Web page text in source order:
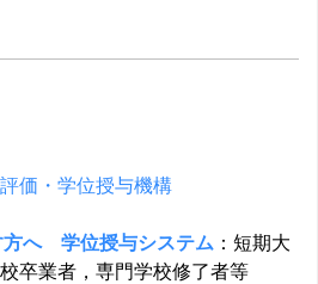
価・学位授与機構
方へ 学位授与システム ：短期大
卒業者，専門学校修了者等